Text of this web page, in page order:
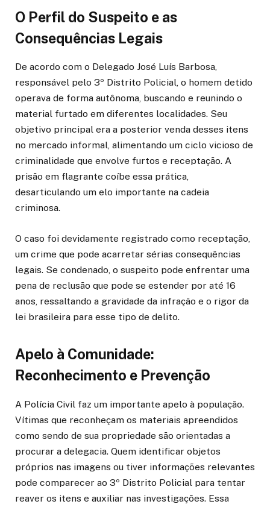
O Perfil do Suspeito e as
Consequências Legais
De acordo com o Delegado José Luís Barbosa,
responsável pelo 3º Distrito Policial, o homem detido
operava de forma autônoma, buscando e reunindo o
material furtado em diferentes localidades. Seu
objetivo principal era a posterior venda desses itens
no mercado informal, alimentando um ciclo vicioso de
criminalidade que envolve furtos e receptação. A
prisão em flagrante coíbe essa prática,
desarticulando um elo importante na cadeia
criminosa.
O caso foi devidamente registrado como receptação,
um crime que pode acarretar sérias consequências
legais. Se condenado, o suspeito pode enfrentar uma
pena de reclusão que pode se estender por até 16
anos, ressaltando a gravidade da infração e o rigor da
lei brasileira para esse tipo de delito.
Apelo à Comunidade:
Reconhecimento e Prevenção
A Polícia Civil faz um importante apelo à população.
Vítimas que reconheçam os materiais apreendidos
como sendo de sua propriedade são orientadas a
procurar a delegacia. Quem identificar objetos
próprios nas imagens ou tiver informações relevantes
pode comparecer ao 3º Distrito Policial para tentar
reaver os itens e auxiliar nas investigações. Essa